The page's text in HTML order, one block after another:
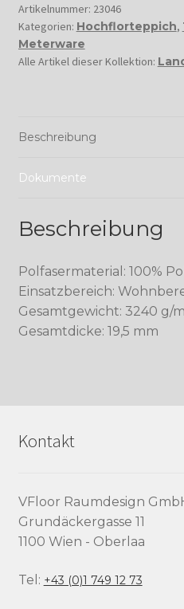
Artikelnummer: 23046
Kategorien: Hochflorteppich,
Meterware
Alle Artikel dieser Kollektion:
Beschreibung
Dokumente
Beschreibung
Polfasermaterial: 100%
Einsatzbereich:
Gesamtgewicht: 3240 g/
Gesamtdicke: 19,5 mm
Kontakt
VFloor Raumdesign
Grundäckergasse 11
1100 Wien - Oberlaa
Tel: +43 (0)1 749 12 73